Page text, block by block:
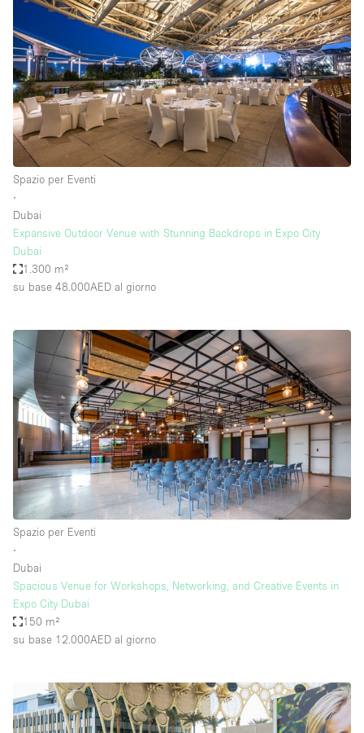
Spazio per Eventi
∙
Dubai
Expansive Outdoor Venue with Stunning Backdrops in Expo City
Dubai
1.300 m²
su base 48.000AED al giorno
Spazio per Eventi
∙
Dubai
Spacious Venue for Workshops, Networking, and Creative Events in
Expo City Dubai
150 m²
su base 12.000AED al giorno